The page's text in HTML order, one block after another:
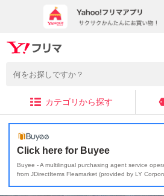
カテゴリから探す
Click here for Buyee
Buyee - A multilingual purchasing agent service
from JDirectItems Fleamarket (provided by LY